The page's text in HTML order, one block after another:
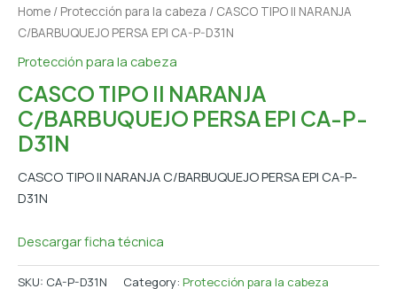
Home / Protección para la cabeza / CASCO TIPO II NARANJA
C/BARBUQUEJO PERSA EPI CA-P-D31N
Protección para la cabeza
CASCO TIPO II NARANJA
C/BARBUQUEJO PERSA EPI CA-P-
D31N
CASCO TIPO II NARANJA C/BARBUQUEJO PERSA EPI CA-P-
D31N
Descargar ficha técnica
SKU: CA-P-D31N Category: Protección para la cabeza